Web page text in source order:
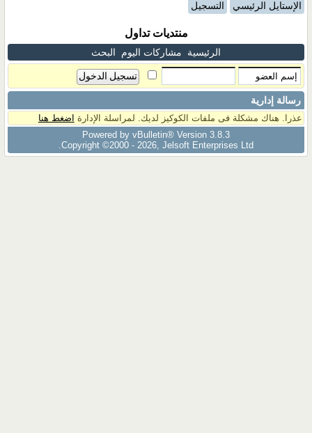
الإستايل الرئيسي التسجيل
منتديات تداول
الرئيسية مشاركات اليوم البحث
رسالة إدارية
عذرا. هناك مشكلة فى ملفات الكوكيز لديك. لمراسلة الإدارة اضغط هنا
Powered by vBulletin® Version 3.8.3
Copyright ©2000 - 2026, Jelsoft Enterprises Ltd.